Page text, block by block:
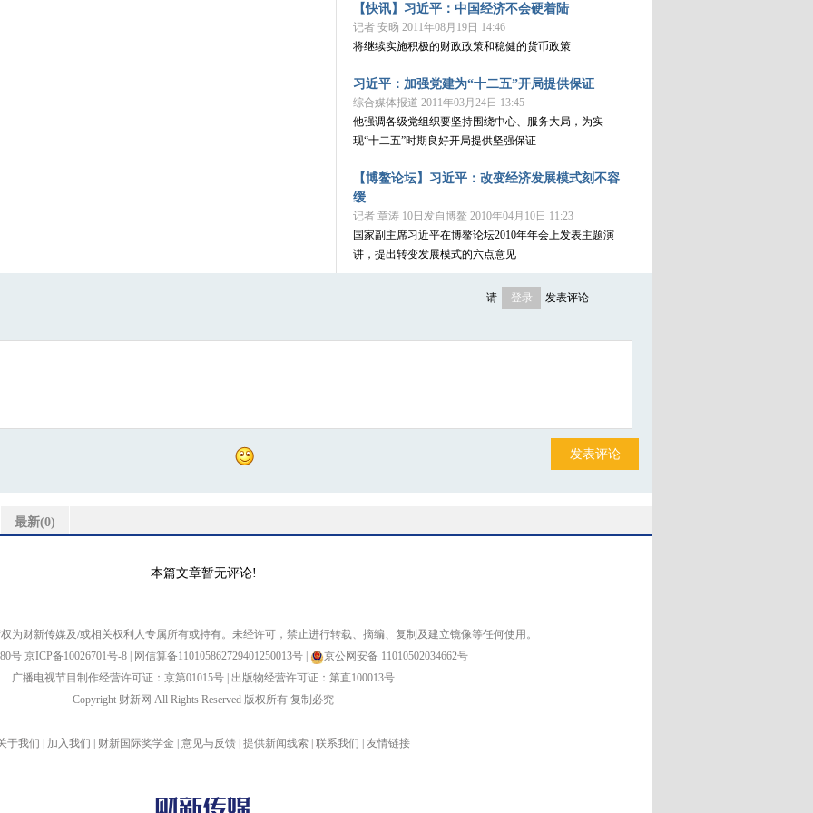
【快讯】习近平：中国经济不会硬着陆
记者 安旸 2011年08月19日 14:46
将继续实施积极的财政政策和稳健的货币政策
习近平：加强党建为“十二五”开局提供保证
综合媒体报道 2011年03月24日 13:45
他强调各级党组织要坚持围绕中心、服务大局，为实
现“十二五”时期良好开局提供坚强保证
【博鳌论坛】习近平：改变经济发展模式刻不容
缓
记者 章涛 10日发自博鳌 2010年04月10日 11:23
国家副主席习近平在博鳌论坛2010年年会上发表主题演
讲，提出转变发展模式的六点意见
请 登录 发表评论
发表评论
最新(0)
本篇文章暂无评论!
为财新传媒及/或相关权利人专属所有或持有。未经许可，禁止进行转载、摘编、复制及建立镜像等任何使用。
号 京ICP备10026701号-8 网信算备110105862729401250013号
京公网安备 11010502034662号
广播电视节目制作经营许可证：京第01015号 出版物经营许可证：第直100013号
Copyright 财新网 All Rights Reserved 版权所有 复制必究
于我们 加入我们 财新国际奖学金 意见与反馈 提供新闻线索 联系我们 友情链接